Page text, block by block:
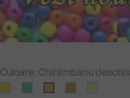
Culoare: Chihlimbariu deschis